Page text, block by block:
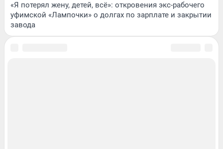
«Я потерял жену, детей, всё»: откровения экс-рабочего
уфимской «Лампочки» о долгах по зарплате и закрытии
завода